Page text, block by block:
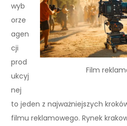
Film
wyb
orze
agen
cji
prod
ukcyj
nej
to jeden z najważniejszych
filmu reklamowego. Rynek